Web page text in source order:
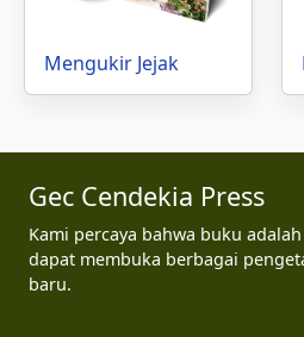
Mengukir Jejak
Gec Cendekia Press
Kami percaya bahwa buku
dapat membuka berbagai
baru.